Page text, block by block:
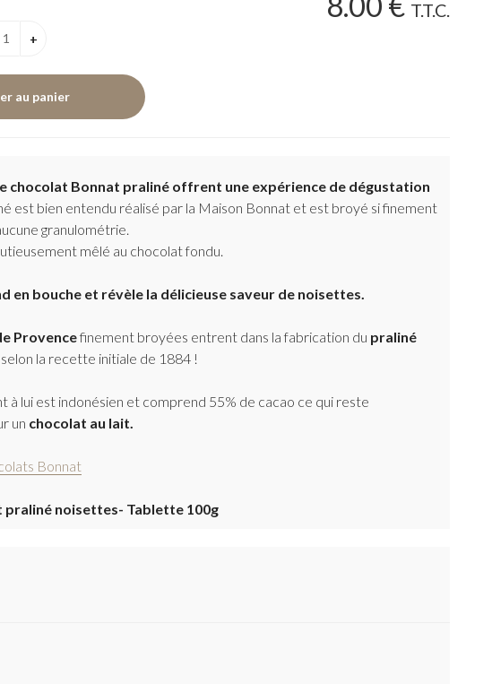
T.T.C.
chocolat Bonnat praliné offrent une expérience de dégustation
est bien entendu réalisé par la Maison Bonnat et est broyé si finement
granulométrie.
mêlé au chocolat fondu.
en bouche et révèle la délicieuse saveur de noisettes.
Provencefinement broyées entrent dans la fabrication du praliné
la recette initiale de 1884 !
à lui est indonésien et comprend 55% de cacao ce qui reste
un chocolat au lait.
Bonnat
praliné noisettes- Tablette 100g